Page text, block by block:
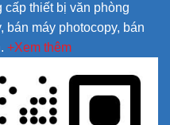
thiết bị văn phòng
bán máy photocopy, bán
+Xem thêm